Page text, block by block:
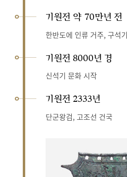
기원전 약 70만년 전
한반도에 인류 거주, 구석
기원전 8000년 경
신석기 문화 시작
기원전 2333년
단군왕검, 고조선 건국